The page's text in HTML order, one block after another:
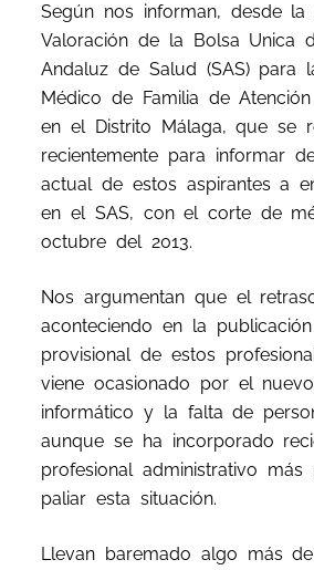
Según nos informan, desde la
Valoración de la Bolsa Unica
Andaluz de Salud (SAS) para
Médico de Familia de
en el Distrito Málaga, que se
recientemente para informar
actual de estos aspirantes a
en el SAS, con el corte de
octubre del 2013.
Nos argumentan que el
aconteciendo en la
provisional de estos
viene ocasionado por el
informático y la falta de
aunque se ha incorporado
profesional administrativo más
paliar esta situación.
Llevan baremado algo más